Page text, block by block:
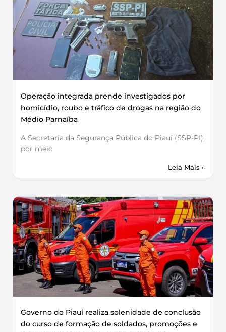
Operação integrada prende investigados por
homicídio, roubo e tráfico de drogas na região do
Médio Parnaíba
A Secretaria da Segurança Pública do Piauí (SSP-PI),
por meio
Leia Mais »
Governo do Piauí realiza solenidade de conclusão
do curso de formação de soldados, promoções e